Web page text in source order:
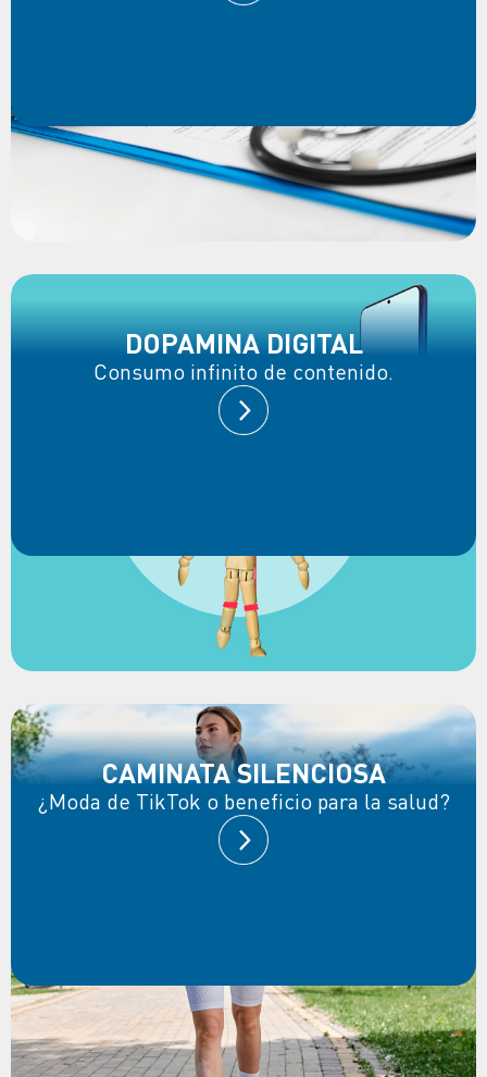
DOPAMINA DIGITAL
Consumo infinito de contenido.
CAMINATA SILENCIOSA
¿Moda de TikTok o beneficio para la salud?